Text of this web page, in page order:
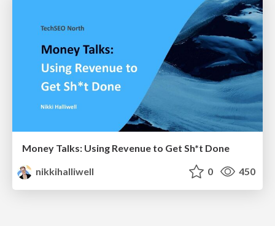
Money Talks: Using Revenue to Get Sh*t Done
nikkihalliwell
0 450